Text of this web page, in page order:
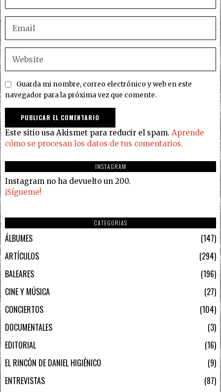
Guarda mi nombre, correo electrónico y web en este
navegador para la próxima vez que comente.
Este sitio usa Akismet para reducir el spam. Aprende
cómo se procesan los datos de tus comentarios.
INSTAGRAM
Instagram no ha devuelto un 200.
¡Sígueme!
CATEGORIAS
ÁLBUMES
147
ARTÍCULOS
294
BALEARES
196
CINE Y MÚSICA
27
CONCIERTOS
104
DOCUMENTALES
3
EDITORIAL
16
EL RINCÓN DE DANIEL HIGIÉNICO
9
ENTREVISTAS
87